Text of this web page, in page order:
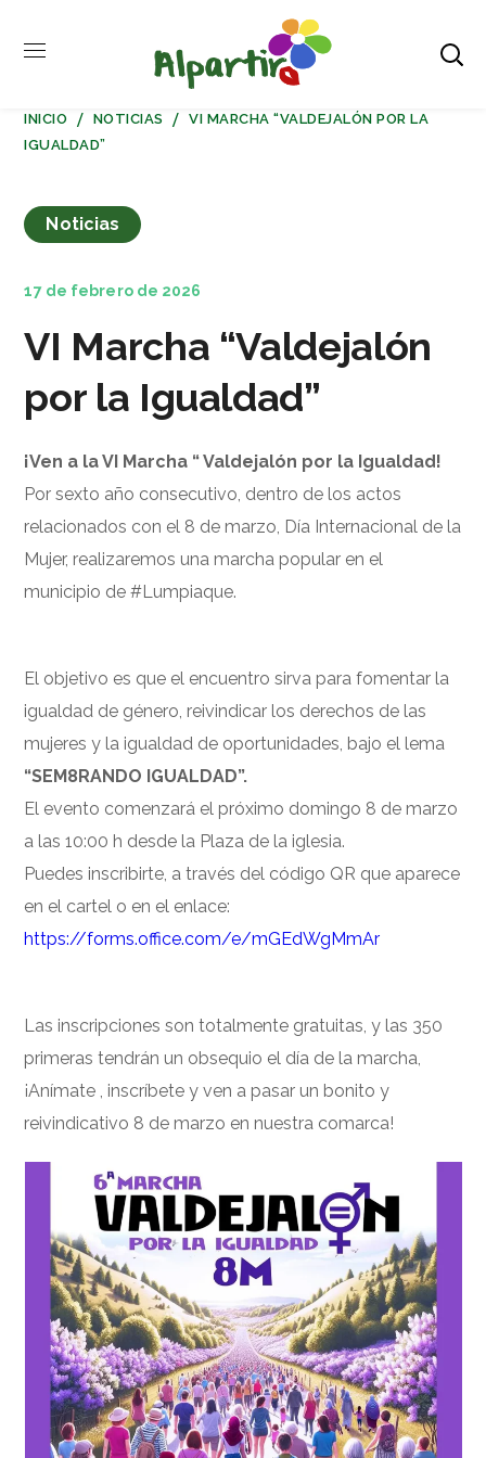
INICIO NOTICIAS
VI MARCHA “VALDEJALÓN POR LA
IGUALDAD”
Noticias
17 de febrero de 2026
VI Marcha “Valdejalón
por la Igualdad”
¡Ven a la VI Marcha “ Valdejalón por la Igualdad!
Por sexto año consecutivo, dentro de los actos
relacionados con el 8 de marzo, Día Internacional de la
Mujer, realizaremos una marcha popular en el
municipio de #Lumpiaque.
El objetivo es que el encuentro sirva para fomentar la
igualdad de género, reivindicar los derechos de las
mujeres y la igualdad de oportunidades, bajo el lema
“SEM8RANDO IGUALDAD”.
El evento comenzará el próximo domingo 8 de marzo
a las 10:00 h desde la Plaza de la iglesia.
Puedes inscribirte, a través del código QR que aparece
en el cartel o en el enlace:
https://forms.office.com/e/mGEdWgMmAr
Las inscripciones son totalmente gratuitas, y las 350
primeras tendrán un obsequio el día de la marcha,
¡Anímate , inscríbete y ven a pasar un bonito y
reivindicativo 8 de marzo en nuestra comarca!